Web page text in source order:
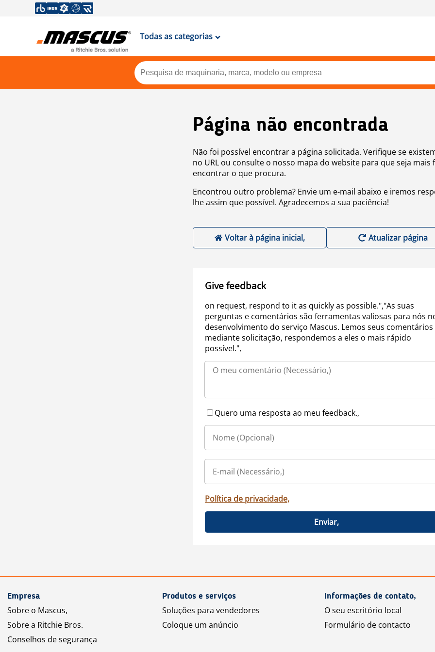
Todas as categorias
Página não encontrada
Não foi possível encontrar a página solicitada. Verifique se
no URL ou consulte o nosso mapa do website para que seja mais
encontrar o que procura.
Encontrou outro problema? Envie um e-mail abaixo e iremos
lhe assim que possível. Agradecemos a sua paciência!
Voltar à página inicial, Atualizar página
Give feedback
on request, respond to it as quickly as possible.","As suas
perguntas e comentários são ferramentas valiosas para nós
desenvolvimento do serviço Mascus. Lemos seus comentários
mediante solicitação, respondemos a eles o mais rápido
possível.",
Quero uma resposta ao meu feedback.,
Política de privacidade,
Enviar,
Empresa
Sobre o Mascus,
Sobre a Ritchie Bros.
Conselhos de segurança
Produtos e serviços
Soluções para vendedores
Coloque um anúncio
Informações de contato,
O seu escritório local
Formulário de contacto